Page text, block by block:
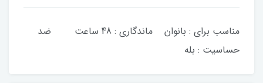
مناسب برای : بانوان ماندگاری : 48 ساعت ضد
حساسیت : بله